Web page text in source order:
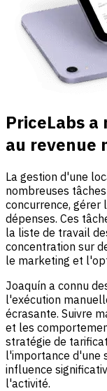
PriceLabs
au revenue
La gestion d'une
nombreuses
concurrence, gérer
dépenses. Ces
la liste de travail
concentration sur
le marketing et
Joaquín a connu
l'exécution
écrasante. Suivre
et les
stratégie de
l'importance d'une
influence
l'activité.